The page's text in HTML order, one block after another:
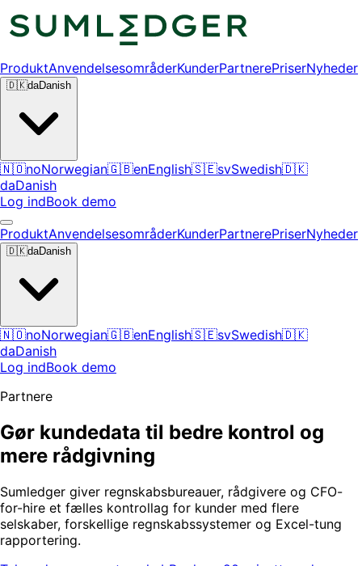
ProduktAnvendelsesområderKunderPartnerePriserNyheder
🇩🇰daDanish
🇳🇴noNorwegian🇬🇧enEnglish🇸🇪svSwedish🇩🇰
daDanish
Log indBook demo
ProduktAnvendelsesområderKunderPartnerePriserNyheder
🇩🇰daDanish
🇳🇴noNorwegian🇬🇧enEnglish🇸🇪svSwedish🇩🇰
daDanish
Log indBook demo
Partnere
Gør kundedata til bedre kontrol og
mere rådgivning
Sumledger giver regnskabsbureauer, rådgivere og CFO-
for-hire et fælles kontrollag for kunder med flere
selskaber, forskellige regnskabssystemer og Excel-tung
rapportering.